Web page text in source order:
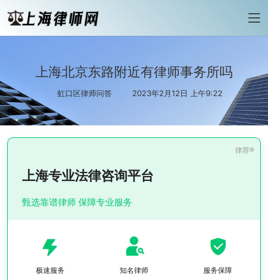
上海北京东路附近有律师事务所吗
虹口区律师问答 2023年2月12日 上午9:22
上海专业法律咨询平台
甄选靠谱律师 保障专业服务
极速服务 知名律师 服务保障